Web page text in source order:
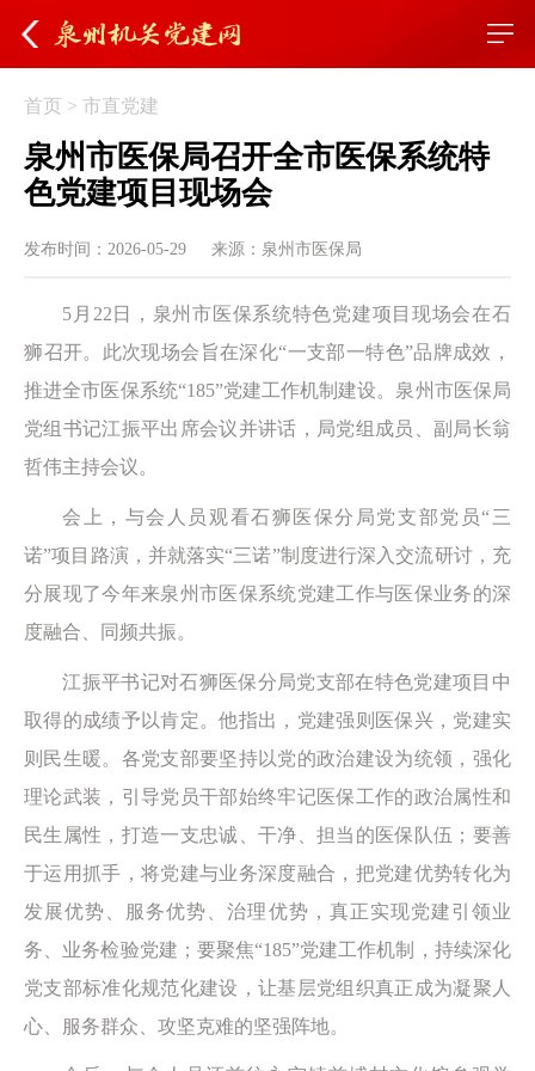
首页 >市直党建
泉州市医保局召开全市医保系统特
色党建项目现场会
发布时间：2026-05-29 来源：泉州市医保局
5月22日，泉州市医保系统特色党建项目现场会在石
狮召开。此次现场会旨在深化“一支部一特色”品牌成效，
推进全市医保系统“185”党建工作机制建设。泉州市医保局
党组书记江振平出席会议并讲话，局党组成员、副局长翁
哲伟主持会议。
会上，与会人员观看石狮医保分局党支部党员“三
诺”项目路演，并就落实“三诺”制度进行深入交流研讨，充
分展现了今年来泉州市医保系统党建工作与医保业务的深
度融合、同频共振。
江振平书记对石狮医保分局党支部在特色党建项目中
取得的成绩予以肯定。他指出，党建强则医保兴，党建实
则民生暖。各党支部要坚持以党的政治建设为统领，强化
理论武装，引导党员干部始终牢记医保工作的政治属性和
民生属性，打造一支忠诚、干净、担当的医保队伍；要善
于运用抓手，将党建与业务深度融合，把党建优势转化为
发展优势、服务优势、治理优势，真正实现党建引领业
务、业务检验党建；要聚焦“185”党建工作机制，持续深化
党支部标准化规范化建设，让基层党组织真正成为凝聚人
心、服务群众、攻坚克难的坚强阵地。